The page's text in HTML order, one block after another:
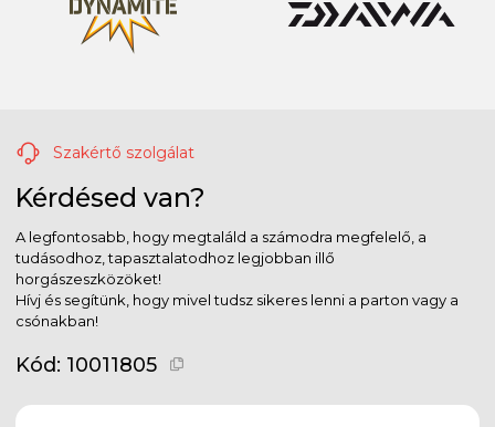
Szakértő szolgálat
Kérdésed van?
A legfontosabb, hogy megtaláld a számodra megfelelő, a
tudásodhoz, tapasztalatodhoz legjobban illő
horgászeszközöket!
Hívj és segítünk, hogy mivel tudsz sikeres lenni a parton vagy a
csónakban!
Kód: 10011805